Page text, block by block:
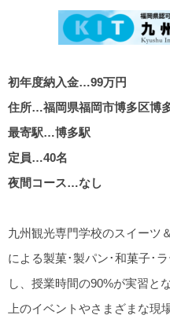
初年度納入金…99万円
住所…福岡県福岡市博多区博
最寄駅…博多駅
定員…40名
夜間コース…なし
九州観光専門学校のスイーツ
による製菓･製パン･和菓子･
し、授業時間の90%が実習と
上のイベントやさまざまな現